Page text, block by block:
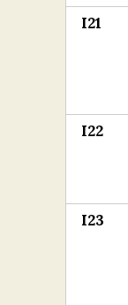
I21
I22
I23